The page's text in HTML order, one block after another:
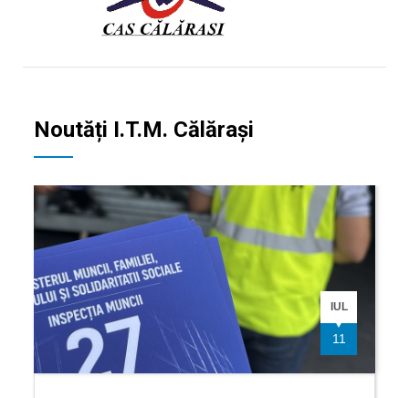
Noutăți I.T.M. Călăraşi
IUL
11